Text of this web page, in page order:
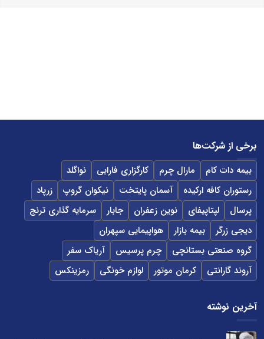
برخی از شرکت‌ها
بیمه دات کام مارال چرم کارگزاری فارابی
نواگلد
رستوران کافه ارکیده
آسمان پایتخت نیکوان گروپ
زرپاد
پرسال
لپتاپیفای نوین زعفران جابار
سرمایه گذاری ترنج
دیجی زرگر
بیمه بازار
هواپیمایی سپهران
گروه صنعتی بستانچی
چرم پرسیس
آریاک سفر
آروند گارانتی
کرمان موتور لوازم خونگی رمزینکس
آخرین نوشته